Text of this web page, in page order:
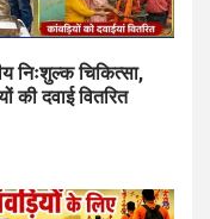
निःशुल्क चिकित्सा,
की दवाई वितरित